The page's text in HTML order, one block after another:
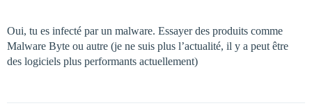
Oui, tu es infecté par un malware. Essayer des produits comme
Malware Byte ou autre (je ne suis plus l’actualité, il y a peut être
des logiciels plus performants actuellement)